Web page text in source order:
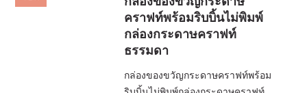
คราฟท์พร้อมริบบิ้นไม่พิมพ์
กล่องกระดาษคราฟท์
ธรรมดา
กล่องของขวัญกระดาษคราฟท์พร้อม